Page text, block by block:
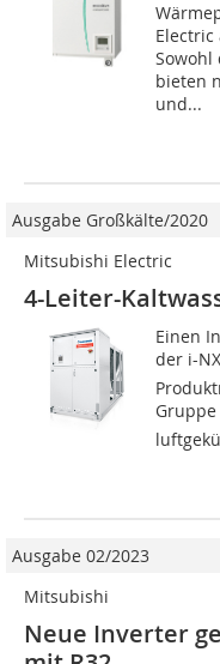
Sowohl
bieten
und...
Ausgabe Großkälte/2020
Mitsubishi Electric
4-Leiter-
Einen
der i-
Ausgabe 02/2023
Mitsubishi
Neue Inverter